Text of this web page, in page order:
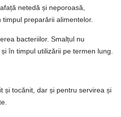
netedă și neporoasă,
preparării alimentelor.
bacteriilor. Smalțul nu
în timpul utilizării pe termen lung.
și tocănit, dar și pentru servirea și